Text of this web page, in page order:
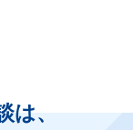
は、